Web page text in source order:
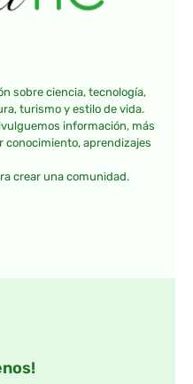
sobre ciencia, tecnología,
turismo y estilo de vida.
información, más
conocimiento, aprendizajes
crear una comunidad.